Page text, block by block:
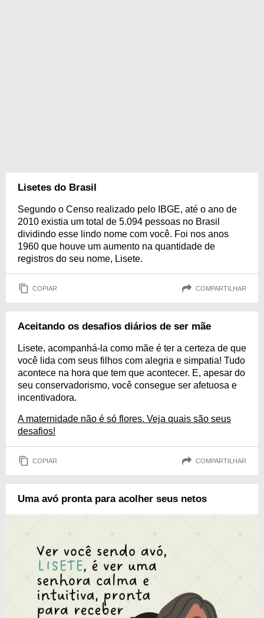
Lisetes do Brasil
Segundo o Censo realizado pelo IBGE, até o ano de
2010 existia um total de 5.094 pessoas no Brasil
dividindo esse lindo nome com você. Foi nos anos
1960 que houve um aumento na quantidade de
registros do seu nome, Lisete.
COPIAR COMPARTILHAR
Aceitando os desafios diários de ser mãe
Lisete, acompanhá-la como mãe é ter a certeza de que
você lida com seus filhos com alegria e simpatia! Tudo
acontece na hora que tem que acontecer. E, apesar do
seu conservadorismo, você consegue ser afetuosa e
incentivadora.
A maternidade não é só flores. Veja quais são seus
desafios!
COPIAR COMPARTILHAR
Uma avó pronta para acolher seus netos